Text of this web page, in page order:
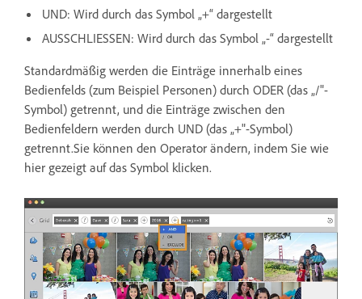
UND: Wird durch das Symbol „+“ dargestellt
AUSSCHLIESSEN: Wird durch das Symbol „-“ dargestellt
Standardmäßig werden die Einträge innerhalb eines
Bedienfelds (zum Beispiel Personen) durch ODER (das „/"-
Symbol) getrennt, und die Einträge zwischen den
Bedienfeldern werden durch UND (das „+"-Symbol)
getrennt.Sie können den Operator ändern, indem Sie wie
hier gezeigt auf das Symbol klicken.